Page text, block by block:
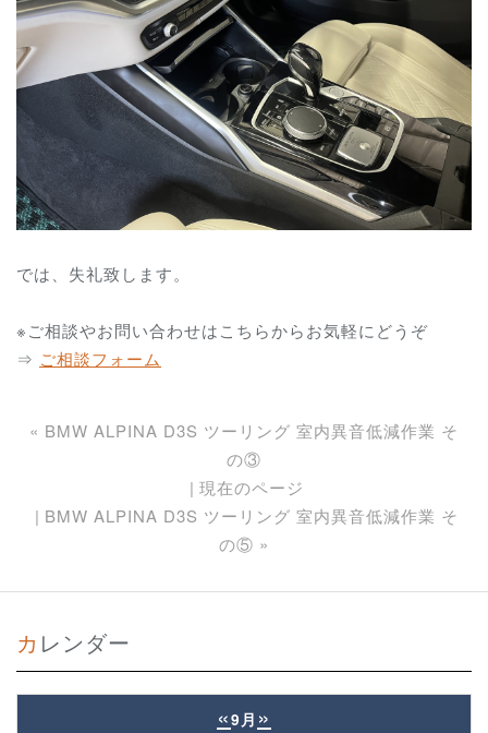
では、失礼致します。
※ご相談やお問い合わせはこちらからお気軽にどうぞ
⇒ ご相談フォーム
« BMW ALPINA D3S ツーリング 室内異音低減作業 そ
の③
現在のページ
BMW ALPINA D3S ツーリング 室内異音低減作業 そ
の⑤ »
カレンダー
«9月 »